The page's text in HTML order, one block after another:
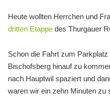
Heute wollten Herrchen und
dritten Etappedes Thurgauer
Schon die Fahrt zum
Bischofsberg hinauf zu
nach Hauptwil spaziert und
waren wir ein zehn Minuten zu